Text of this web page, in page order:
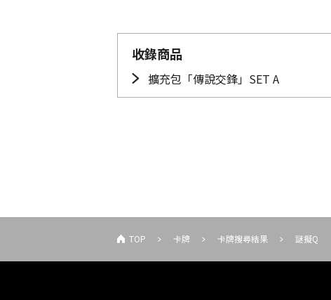
收錄商品
擴充包「傳說交鋒」SET A
TOP 卡牌 卡牌搜尋結果 謎擬Q